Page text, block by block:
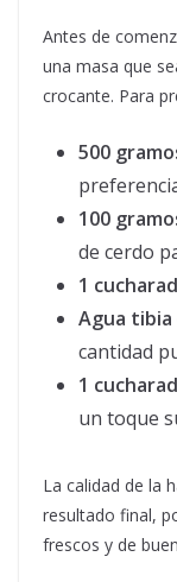
Antes de
una masa que
crocante. Para
500
100
de cerdo
1
Agua tibia
cantidad
1
un toque
La calidad de la
resultado final,
frescos y de